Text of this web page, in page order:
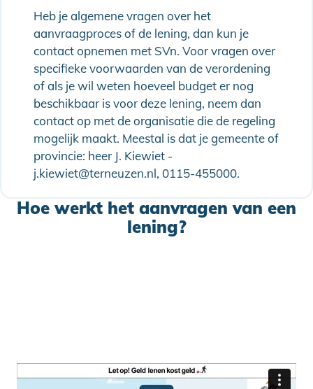
Heb je algemene vragen over het
aanvraagproces of de lening, dan kun je
contact opnemen met SVn. Voor vragen over
specifieke voorwaarden van de verordening
of als je wil weten hoeveel budget er nog
beschikbaar is voor deze lening, neem dan
contact op met de organisatie die de regeling
mogelijk maakt. Meestal is dat je gemeente of
provincie: heer J. Kiewiet -
j.kiewiet@terneuzen.nl, 0115-455000.
Hoe werkt het aanvragen van een
lening?